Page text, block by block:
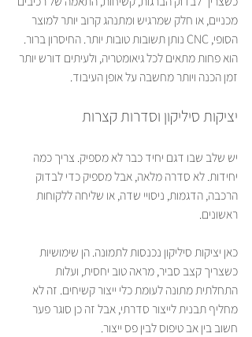
מכניים, או חלק שמרגיש ומתנהג קרוב יותר למוצר
הסופי, CNC נותן תשובות טובות יותר. החיסרון ברור.
הוא פחות מתאים לכל גיאומטריה, ולעיתים דורש יותר
זמן הכנה ויותר מחשבה על אופן העיבוד.
יציקות סיליקון וסדרות קצרות
יש שלב שבו דגם יחיד כבר לא מספיק. צריך כמה
יחידות. לא סדרה מלאה, אבל מספיק כדי לבדוק
הרכבה, הדגמות, ניסויי שדה, או שליחה ללקוחות
ראשונים.
כאן יציקות סיליקון נכנסות לתמונה. הן שימושיות
כשצריך קצב סביר, מראה טוב יחסית, ועלות
התחלתית מתונה לעומת כלי ייצור קשיחים. זה לא
מחליף תבנית לייצור סדרתי, אבל זה כן סוגר פער
חשוב בין אב טיפוס לבין פס ייצור.